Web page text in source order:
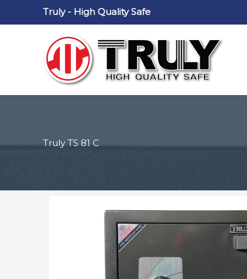
Truly - High Quality Safe
Truly TS 81 C